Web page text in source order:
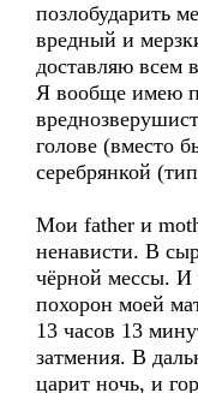
позлобударить
вредный и
доставляю всем
Я вообще имею
голове (вместо
серебрянкой
Мои father и
ненависти. В
чёрной мессы. И
похорон моей
13 часов 13
затмения. В
царит ночь, и